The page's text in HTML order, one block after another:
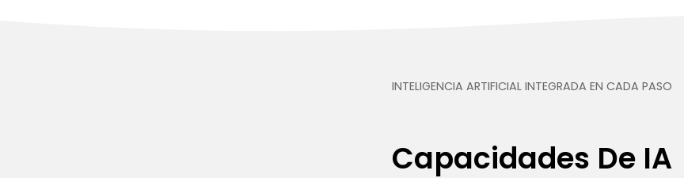
INTELIGENCIA ARTIFICIAL INTEGRADA EN CADA PASO
Capacidades De IA